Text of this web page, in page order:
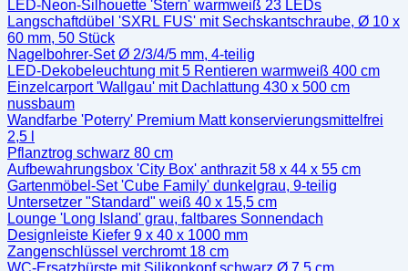
LED-Neon-Silhouette 'Stern' warmweiß 23 LEDs
Langschaftdübel 'SXRL FUS' mit Sechskantschraube, Ø 10 x
60 mm, 50 Stück
Nagelbohrer-Set Ø 2/3/4/5 mm, 4-teilig
LED-Dekobeleuchtung mit 5 Rentieren warmweiß 400 cm
Einzelcarport 'Wallgau' mit Dachlattung 430 x 500 cm
nussbaum
Wandfarbe 'Poterry' Premium Matt konservierungsmittelfrei
2,5 l
Pflanztrog schwarz 80 cm
Aufbewahrungsbox 'City Box' anthrazit 58 x 44 x 55 cm
Gartenmöbel-Set 'Cube Family' dunkelgrau, 9-teilig
Untersetzer "Standard" weiß 40 x 15,5 cm
Lounge 'Long Island' grau, faltbares Sonnendach
Designleiste Kiefer 9 x 40 x 1000 mm
Zangenschlüssel verchromt 18 cm
WC-Ersatzbürste mit Silikonkopf schwarz Ø 7,5 cm